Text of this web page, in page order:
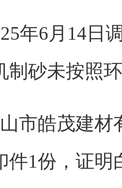
6月14日调
制砂未按照
皓茂建材
件1份，证